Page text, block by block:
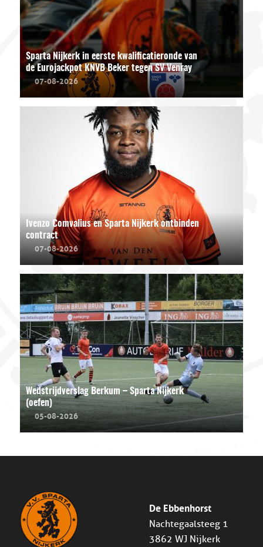
Sparta Nijkerk in eerste kwalificatieronde van
de Eurojackpot KNVB Beker tegen SV Venray
07-08-2026
Ivenzo Comvalius en Sparta Nijkerk ontbinden
contract
07-08-2026
Wedstrijdverslag Berkum – Sparta Nijkerk
(oefen)
05-08-2026
De Ebbenhorst
Nachtegaalsteeg 1
3862 WJ Nijkerk